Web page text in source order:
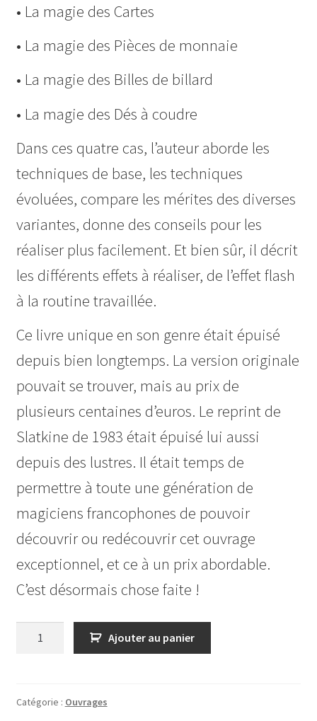
• La magie des Cartes
• La magie des Pièces de monnaie
• La magie des Billes de billard
• La magie des Dés à coudre
Dans ces quatre cas, l’auteur aborde les
techniques de base, les techniques
évoluées, compare les mérites des diverses
variantes, donne des conseils pour les
réaliser plus facilement. Et bien sûr, il décrit
les différents effets à réaliser, de l’effet flash
à la routine travaillée.
Ce livre unique en son genre était épuisé
depuis bien longtemps. La version originale
pouvait se trouver, mais au prix de
plusieurs centaines d’euros. Le reprint de
Slatkine de 1983 était épuisé lui aussi
depuis des lustres. Il était temps de
permettre à toute une génération de
magiciens francophones de pouvoir
découvrir ou redécouvrir cet ouvrage
exceptionnel, et ce à un prix abordable.
C’est désormais chose faite !
sans
Ajouter au panier
Catégorie : Ouvrages